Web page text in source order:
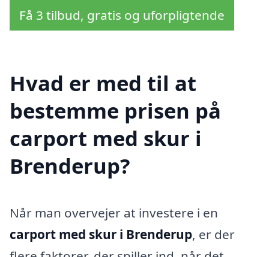
Få 3 tilbud, gratis og uforpligtende
Hvad er med til at
bestemme prisen på
carport med skur i
Brenderup?
Når man overvejer at investere i en
carport med skur i Brenderup, er der